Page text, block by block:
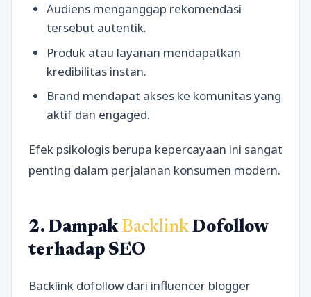
Audiens menganggap rekomendasi
tersebut autentik.
Produk atau layanan mendapatkan
kredibilitas instan.
Brand mendapat akses ke komunitas yang
aktif dan engaged.
Efek psikologis berupa kepercayaan ini sangat
penting dalam perjalanan konsumen modern.
2. DampakBacklinkDofollow
terhadap SEO
Backlink dofollow dari influencer blogger